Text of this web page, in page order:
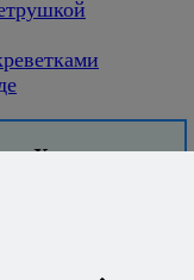
Хотите